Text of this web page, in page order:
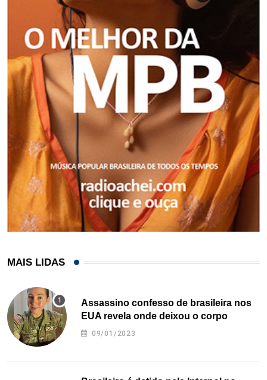
MAIS LIDAS
Assassino confesso de brasileira nos
EUA revela onde deixou o corpo
09/01/2023